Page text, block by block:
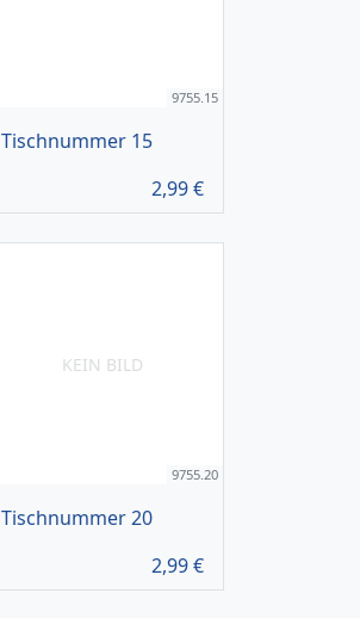
9755.15
Tischnummer 15
2,99€
KEIN BILD
9755.20
Tischnummer 20
2,99€